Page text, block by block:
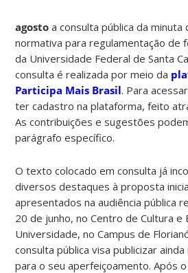
agosto a consulta pública da minuta
normativa para regulamentação de
da Universidade Federal de Santa
consulta é realizada por meio da
Participa Mais Brasil. Para
ter cadastro na plataforma, feito
As contribuições e sugestões
parágrafo específico.
O texto colocado em consulta já
diversos destaques à proposta
apresentados na audiência pública
20 de junho, no Centro de Cultura e
Universidade, no Campus de
consulta pública visa publicizar
para o seu aperfeiçoamento. Após